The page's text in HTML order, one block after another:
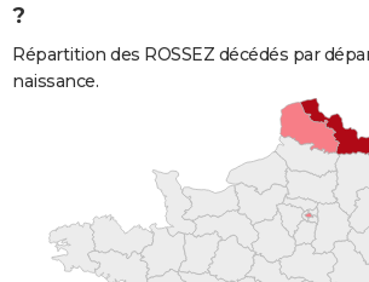
?
Répartition des ROSSEZ décédés par
naissance.